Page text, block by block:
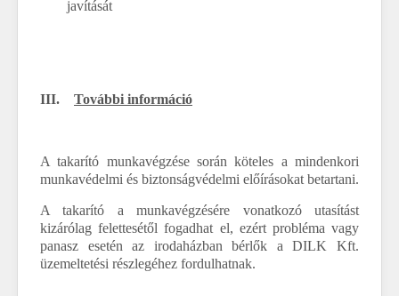
javítását
III. További információ
A takarító munkavégzése során köteles a mindenkori
munkavédelmi és biztonságvédelmi előírásokat betartani.
A takarító a munkavégzésére vonatkozó utasítást
kizárólag felettesétől fogadhat el, ezért probléma vagy
panasz esetén az irodaházban bérlők a DILK Kft.
üzemeltetési részlegéhez fordulhatnak.